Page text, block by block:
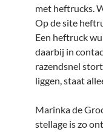
met heftrucks.
Op de site
Een heftruck
daarbij in
razendsnel
liggen, staat
Marinka de
stellage is zo